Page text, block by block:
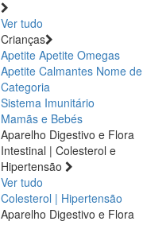
Ver tudo
Crianças
Apetite Apetite Omegas
Apetite Calmantes Nome de
Categoria
Sistema Imunitário
Mamãs e Bebés
Aparelho Digestivo e Flora
Intestinal | Colesterol e
Hipertensão
Ver tudo
Colesterol | Hipertensão
Aparelho Digestivo e Flora